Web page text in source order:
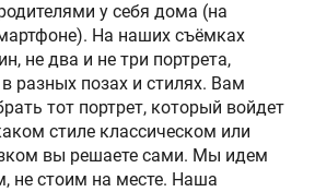
у себя дома (на
На наших съёмках
не два и не три портрета,
разных позах и стилях. Вам
тот портрет, который войдет
стиле классическом или
вы решаете сами. Мы идем
не стоим на месте. Наша